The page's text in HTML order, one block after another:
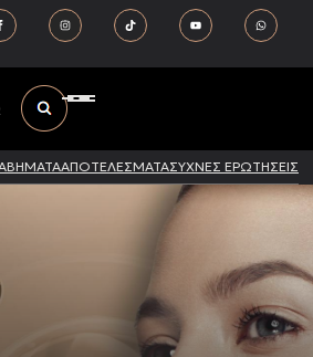
ΒΗΜΑΤΑΑΠΟΤΕΛΕΣΜΑΤΑΣΥΧΝΕΣ ΕΡΩΤΗΣΕΙΣ